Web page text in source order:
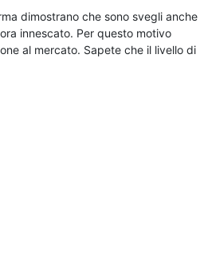
dimostrano che sono svegli anche
innescato. Per questo motivo
al mercato. Sapete che il livello di